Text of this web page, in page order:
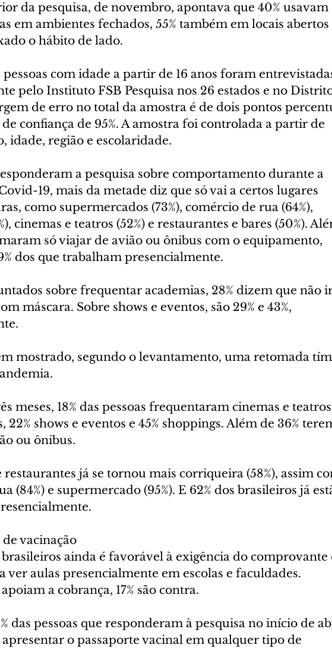
da pesquisa, de novembro, apontava que 40% usavam
em ambientes fechados, 55% também em locais abertos
o hábito de lado.
pessoas com idade a partir de 16 anos foram
pelo Instituto FSB Pesquisa nos 26 estados e no
de erro no total da amostra é de dois pontos
confiança de 95%. A amostra foi controlada a partir de
idade, região e escolaridade.
a pesquisa sobre comportamento durante a
19, mais da metade diz que só vai a certos lugares
como supermercados (73%), comércio de rua (64%),
cinemas e teatros (52%) e restaurantes e bares (50%).
só viajar de avião ou ônibus com o equipamento,
dos que trabalham presencialmente.
sobre frequentar academias, 28% dizem que não
máscara. Sobre shows e eventos, são 29% e 43%,
mostrado, segundo o levantamento, uma retomada
meses, 18% das pessoas frequentaram cinemas e
22% shows e eventos e 45% shoppings. Além de 36%
ou ônibus.
restaurantes já se tornou mais corriqueira (58%), assim
(84%) e supermercado (95%). E 62% dos brasileiros já
vacinação
ainda é favorável à exigência do comprovante
ver aulas presencialmente em escolas e faculdades.
a cobrança, 17% são contra.
das pessoas que responderam à pesquisa no início de
apresentar o passaporte vacinal em qualquer tipo de